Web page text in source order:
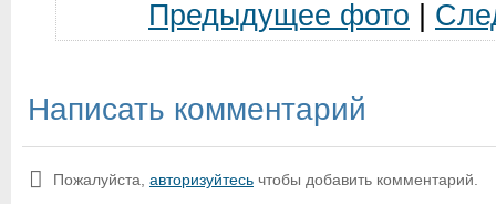
Предыдущее фото
Написать комментарий
Пожалуйста, авторизуйтесь чтобы добавить комментарий.